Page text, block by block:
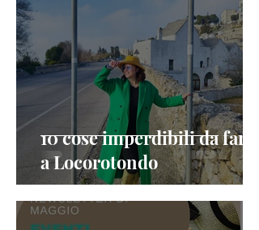
10 cose imperdibili da fare
a Locorotondo